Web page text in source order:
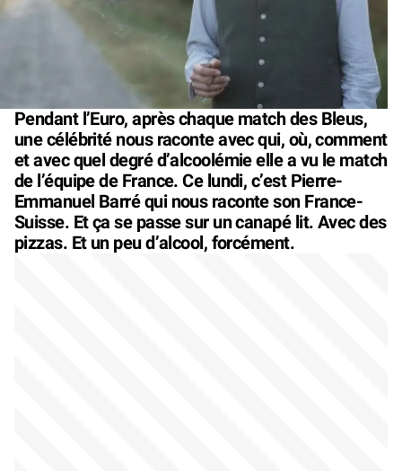
Pendant l’Euro, après chaque match des Bleus,
une célébrité nous raconte avec qui, où, comment
et avec quel degré d’alcoolémie elle a vu le match
de l’équipe de France. Ce lundi, c’est Pierre-
Emmanuel Barré qui nous raconte son France-
Suisse. Et ça se passe sur un canapé lit. Avec des
pizzas. Et un peu d’alcool, forcément.